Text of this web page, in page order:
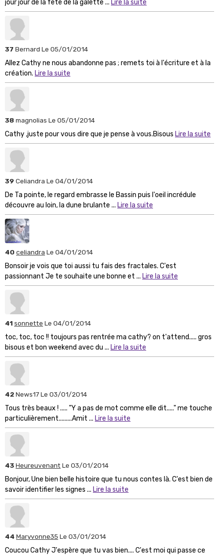
jour jour de la fête de la galette ... Lire la suite
37 Bernard Le 05/01/2014
Allez Cathy ne nous abandonne pas ; remets toi à l'écriture et à la
création. Lire la suite
38 magnolias Le 05/01/2014
Cathy ,juste pour vous dire que je pense à vous.Bisous Lire la suite
39 Celiandra Le 04/01/2014
De Ta pointe, le regard embrasse le Bassin puis l'oeil incrédule
découvre au loin, la dune brulante ... Lire la suite
40 celiandra Le 04/01/2014
Bonsoir je vois que toi aussi tu fais des fractales. C'est
passionnant Je te souhaite une bonne et ... Lire la suite
41sonnette Le 04/01/2014
toc, toc, toc !! toujours pas rentrée ma cathy? on t'attend..... gros
bisous et bon weekend avec du ... Lire la suite
42News17Le 03/01/2014
Tous très beaux ! ..... "Y a pas de mot comme elle dit....." me touche
particulièrement.........Amit ... Lire la suite
43Heureuvenant Le 03/01/2014
Bonjour, Une bien belle histoire que tu nous contes là. C'est bien de
savoir identifier les signes ... Lire la suite
44 Maryvonne35 Le 03/01/2014
Coucou Cathy J'espère que tu vas bien.... C'est moi qui passe ce